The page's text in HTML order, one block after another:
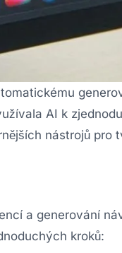
AI k
nástrojů pro
a generování
kroků: